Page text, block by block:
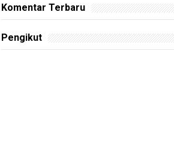
Komentar Terbaru
Pengikut